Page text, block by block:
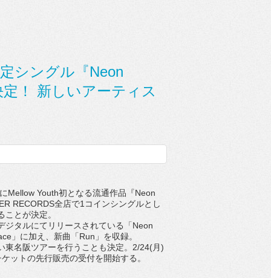
シングル『Neon
！ 新しいアーティス
Mellow Youth初となる流通作品『Neon
RECORDS全店で1コインシングルとし
ことが決定。
ジタルにてリリースされている「Neon
」に加え、新曲「Run」を収録。
東名阪ツアーを行うことも決定。2/24(月)
ットの先行販売の受付を開始する。